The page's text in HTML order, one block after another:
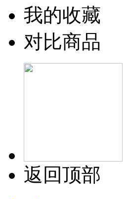
我的收藏
对比商品
返回顶部